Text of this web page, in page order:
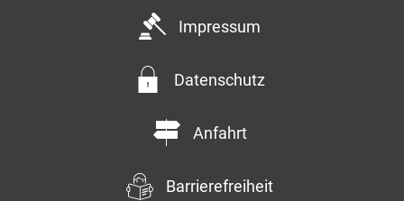
Impressum
Datenschutz
Anfahrt
Barrierefreiheit